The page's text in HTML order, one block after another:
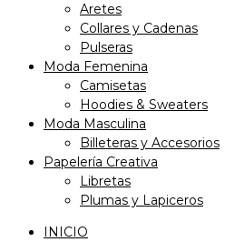
Aretes
Collares y Cadenas
Pulseras
Moda Femenina
Camisetas
Hoodies & Sweaters
Moda Masculina
Billeteras y Accesorios
Papelería Creativa
Libretas
Plumas y Lapiceros
INICIO